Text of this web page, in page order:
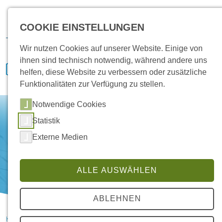
Downloads
HANSA Klimasysteme im Saterland News DolWin3 Dörpen
COOKIE EINSTELLUNGEN
Wir nutzen Cookies auf unserer Website. Einige von
ihnen sind technisch notwendig, während andere uns
helfen, diese Website zu verbessern oder zusätzliche
Funktionalitäten zur Verfügung zu stellen.
Notwendige Cookies
Statistik
Externe Medien
ALLE AUSWÄHLEN
ABLEHNEN